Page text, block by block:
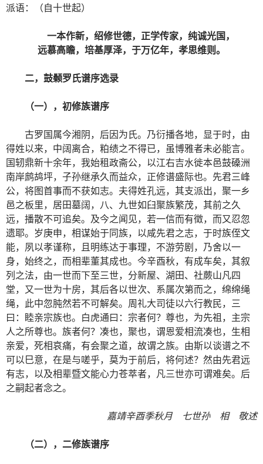
派语：（自十世起）
一本作新，绍修世德，正学传家，纯诚光国，
远慕高瞻，培基厚泽，于万亿年，孝思维则。
二，鼓颡罗氏谱序选录
（一），初修族谱序
古罗国属今湘阴，后因为氏。乃衍播各地，显于时，由
得姓以来，中阔离合，粕绩之不得已，虽博雅者未必能言。
国轫鼎新十余年，我始租政斋公，以江右吉水徙本邑鼓磉洲
南岸鹧鸪坪，子孙继承久而益众，正修谱盛际也。先君三峰
公，将图首事而不获如志。夫得姓孔远，其支派出，聚一乡
邑之板里，居田墓阔，八、九世如臼聚族繁茂，其前之久
远，播散不可追矣。及今之闻见，若一信而有徵，而又忍忽
遗耶。岁庚申，相谋始于同族，以咸先君之志，于时族侄文
能，夙以孝谨称，且明练达于事理，不游劳剧，乃舍以一
身，始终之，而相辈董其成也。今辛酉秋，有成车矣，其叙
列之法，由一世而下至三世，分新屋、湖田、社蕨山凡四
堂，又一世为十房，其后各以世次、系属次第而之，绵绵绳
绳，此中忽肫然若不可解矣。周礼大司徒以六行教民，三
曰：睦亲宗族也。白虎通曰：宗者何？尊也，为先祖，主宗
人之所尊也。族者何？凑也，聚也，谓恩爱相流凑也，生相
亲爱，死相哀痛，有会聚之道，故谓之族。由斯以谈谱之不
可以巳意，在是与嗟乎，莫为于前后，将何述？然由先君远
有志，以及相辈暨文能心力苍萃者，凡三世亦可谓难矣。后
之嗣起者念之。
嘉靖辛酉季秋月 七世孙 相 敬述
（二），二修族谱序